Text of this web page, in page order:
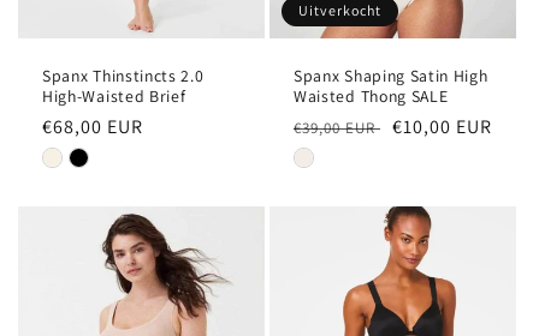
Spanx Thinstincts 2.0
High-Waisted Brief
Normale
prijs
€68,00 EUR
Uitverkocht
Spanx Shaping Satin High
Waisted Thong SALE
Normale
prijs
€39,00 EUR €10,00 EUR